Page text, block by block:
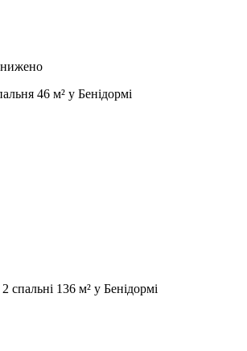
46 м² у Бенідормі
спальні 136 м² у Бенідормі